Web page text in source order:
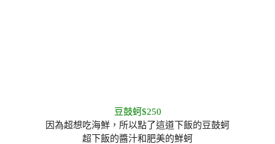
豆鼓蚵$250
因為超想吃海鮮，所以點了這道下飯的豆鼓蚵
超下飯的醬汁和肥美的鮮蚵